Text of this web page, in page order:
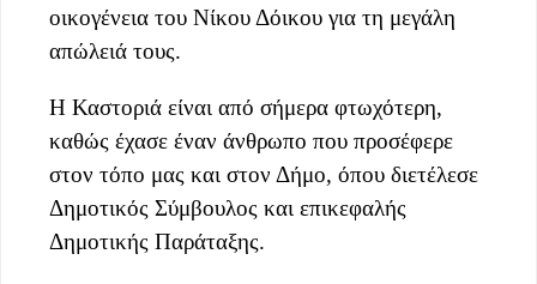
οικογένεια του Νίκου Δόικου για τη μεγάλη
απώλειά τους.
Η Καστοριά είναι από σήμερα φτωχότερη,
καθώς έχασε έναν άνθρωπο που προσέφερε
στον τόπο μας και στον Δήμο, όπου διετέλεσε
Δημοτικός Σύμβουλος και επικεφαλής
Δημοτικής Παράταξης.